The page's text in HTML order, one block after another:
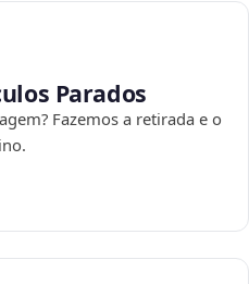
Parados
Fazemos a retirada e o